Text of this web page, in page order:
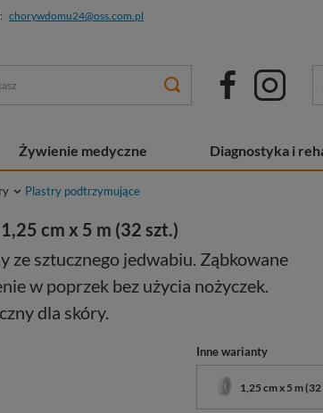
chorywdomu24@oss.com.pl
Żywienie medyczne Diagnostyka i
Plastry podtrzymujące
cm x 5 m (32 szt.)
sztucznego jedwabiu. Ząbkowane
w poprzek bez użycia nożyczek.
dla skóry.
Inne warianty
1,25 cm x 5 m